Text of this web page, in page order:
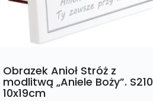
Obrazek Anioł Stróż z
modlitwą „Aniele Boży”. S210
10x19cm